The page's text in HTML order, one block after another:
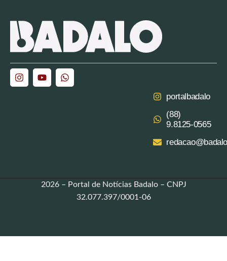
portalbadalo
(88)
9.8125‑0565‬
2026 – Portal de Notícias Badalo – CNPJ
32.077.397/0001-06